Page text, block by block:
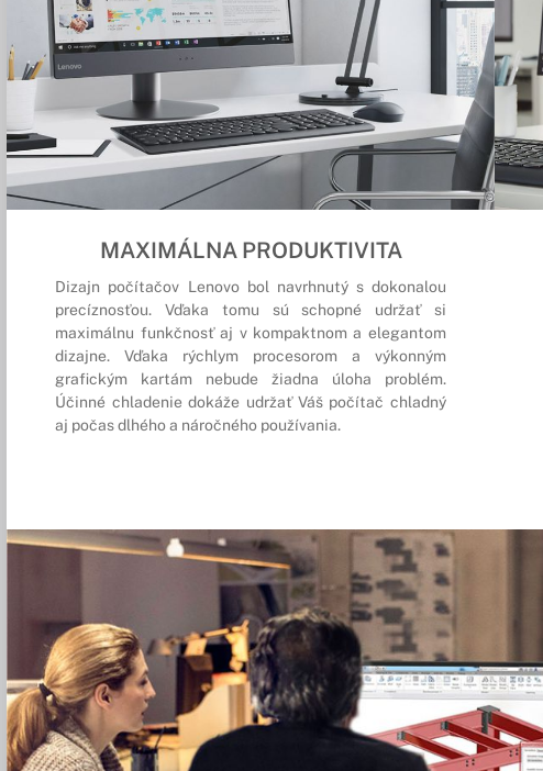
MAXIMÁLNA PRODUKTIVITA
Dizajn počítačov Lenovo bol navrhnutý s dokonalou
precíznosťou. Vďaka tomu sú schopné udržať si
maximálnu funkčnosť aj v kompaktnom a elegantom
dizajne. Vďaka rýchlym procesorom a výkonným
grafickým kartám nebude žiadna úloha problém.
Účinné chladenie dokáže udržať Váš počítač chladný
aj počas dlhého a náročného používania.